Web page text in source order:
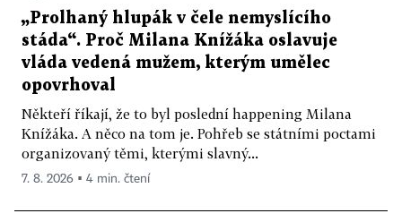
„Prolhaný hlupák v čele nemyslícího
stáda“. Proč Milana Knížáka oslavuje
vláda vedená mužem, kterým umělec
opovrhoval
Někteří říkají, že to byl poslední happening Milana
Knížáka. A něco na tom je. Pohřeb se státními poctami
organizovaný těmi, kterými slavný...
7. 8. 2026 ▪ 4 min. čtení